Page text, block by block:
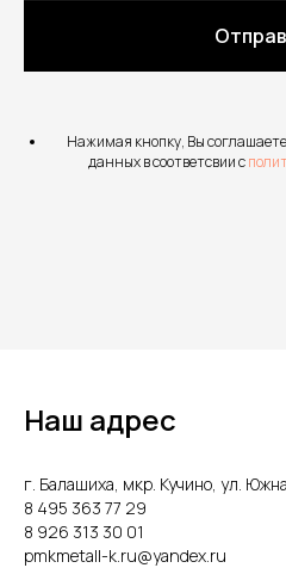
Нажимая кнопку, Вы
данных в соответсвии с
Наш адрес
г. Балашиха, мкр. Кучино, ул.
8 495 363 77 29
8 926 313 30 01
pmkmetall-k.ru@yandex.ru